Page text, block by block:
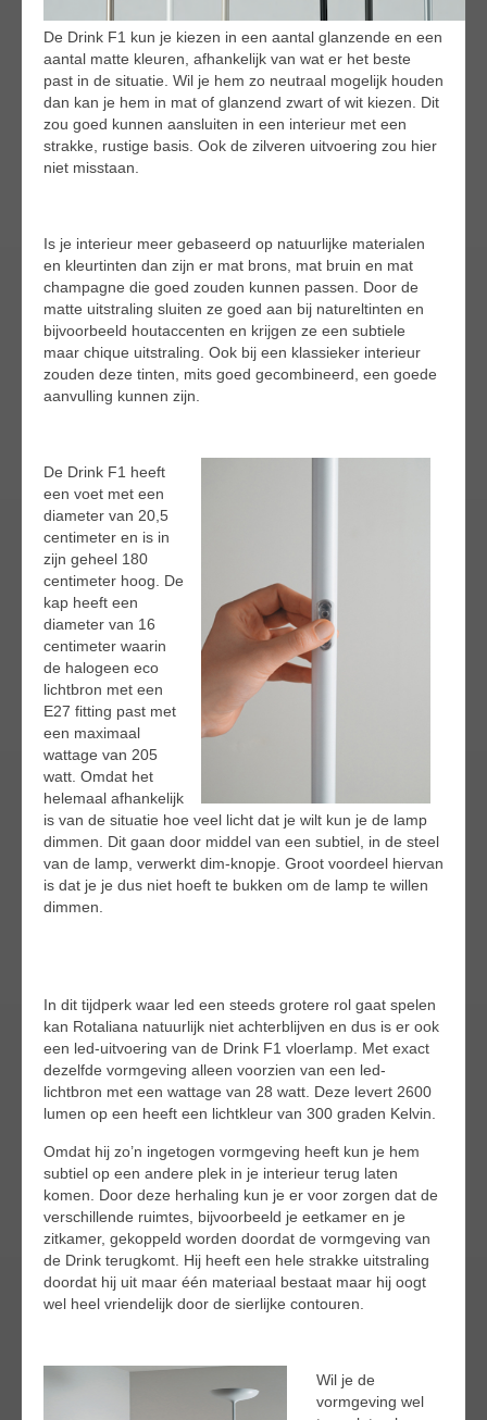
De Drink F1 kun je kiezen in een aantal glanzende en een
aantal matte kleuren, afhankelijk van wat er het beste
past in de situatie. Wil je hem zo neutraal mogelijk houden
dan kan je hem in mat of glanzend zwart of wit kiezen. Dit
zou goed kunnen aansluiten in een interieur met een
strakke, rustige basis. Ook de zilveren uitvoering zou hier
niet misstaan.
Is je interieur meer gebaseerd op natuurlijke materialen
en kleurtinten dan zijn er mat brons, mat bruin en mat
champagne die goed zouden kunnen passen. Door de
matte uitstraling sluiten ze goed aan bij natureltinten en
bijvoorbeeld houtaccenten en krijgen ze een subtiele
maar chique uitstraling. Ook bij een klassieker interieur
zouden deze tinten, mits goed gecombineerd, een goede
aanvulling kunnen zijn.
De Drink F1 heeft
een voet met een
diameter van 20,5
centimeter en is in
zijn geheel 180
centimeter hoog. De
kap heeft een
diameter van 16
centimeter waarin
de halogeen eco
lichtbron met een
E27 fitting past met
een maximaal
wattage van 205
watt. Omdat het
helemaal afhankelijk
is van de situatie hoe veel licht dat je wilt kun je de lamp
dimmen. Dit gaan door middel van een subtiel, in de steel
van de lamp, verwerkt dim-knopje. Groot voordeel hiervan
is dat je je dus niet hoeft te bukken om de lamp te willen
dimmen.
In dit tijdperk waar led een steeds grotere rol gaat spelen
kan Rotaliana natuurlijk niet achterblijven en dus is er ook
een led-uitvoering van de Drink F1 vloerlamp. Met exact
dezelfde vormgeving alleen voorzien van een led-
lichtbron met een wattage van 28 watt. Deze levert 2600
lumen op een heeft een lichtkleur van 300 graden Kelvin.
Omdat hij zo’n ingetogen vormgeving heeft kun je hem
subtiel op een andere plek in je interieur terug laten
komen. Door deze herhaling kun je er voor zorgen dat de
verschillende ruimtes, bijvoorbeeld je eetkamer en je
zitkamer, gekoppeld worden doordat de vormgeving van
de Drink terugkomt. Hij heeft een hele strakke uitstraling
doordat hij uit maar één materiaal bestaat maar hij oogt
wel heel vriendelijk door de sierlijke contouren.
Wil je de
vormgeving wel